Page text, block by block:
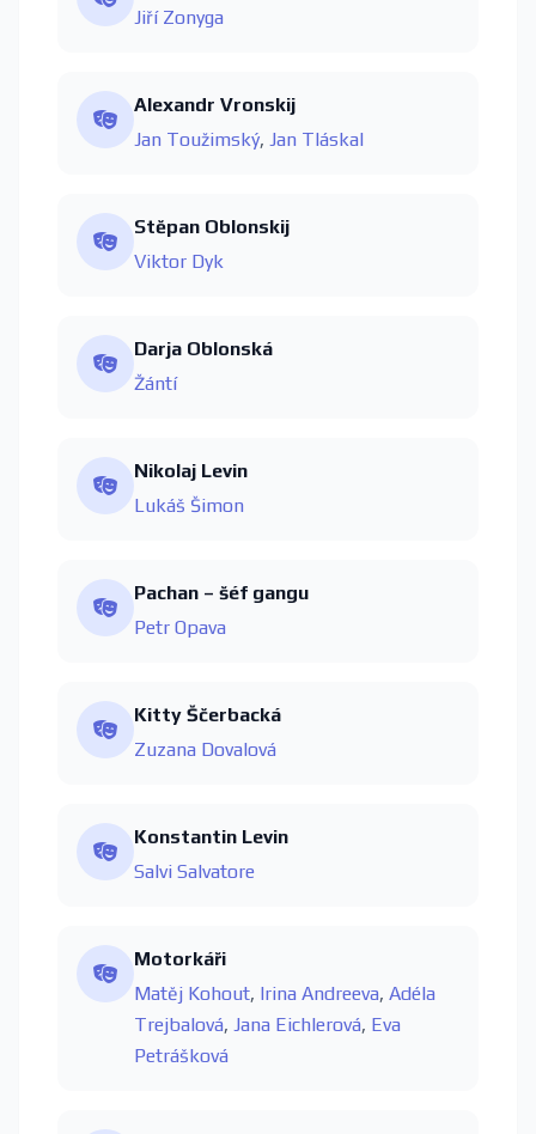
Jiří Zonyga
Alexandr Vronskij
Jan Toužimský, Jan Tláskal
Stěpan Oblonskij
Viktor Dyk
Darja Oblonská
Žántí
Nikolaj Levin
Lukáš Šimon
Pachan – šéf gangu
Petr Opava
Kitty Ščerbacká
Zuzana Dovalová
Konstantin Levin
Salvi Salvatore
Motorkáři
Matěj Kohout, Irina Andreeva, Adéla
Trejbalová, Jana Eichlerová, Eva
Petrášková